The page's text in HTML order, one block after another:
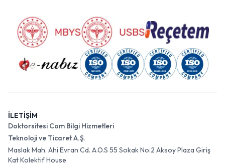
İLETİŞİM
Doktorsitesi Com Bilgi Hizmetleri
Teknoloji ve Ticaret A.Ş.
Maslak Mah. Ahi Evran Cd. A.O.S 55 Sokak No:2 Aksoy Plaza Giriş
Kat Kolektif House